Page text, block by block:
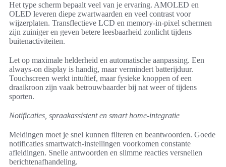
Het type scherm bepaalt veel van je ervaring. AMOLED en
OLED leveren diepe zwartwaarden en veel contrast voor
wijzerplaten. Transflectieve LCD en memory-in-pixel schermen
zijn zuiniger en geven betere leesbaarheid zonlicht tijdens
buitenactiviteiten.
Let op maximale helderheid en automatische aanpassing. Een
always-on display is handig, maar vermindert batterijduur.
Touchscreen werkt intuïtief, maar fysieke knoppen of een
draaikroon zijn vaak betrouwbaarder bij nat weer of tijdens
sporten.
Notificaties, spraakassistent en smart home-integratie
Meldingen moet je snel kunnen filteren en beantwoorden. Goede
notificaties smartwatch-instellingen voorkomen constante
afleidingen. Snelle antwoorden en slimme reacties versnellen
berichtenafhandeling.